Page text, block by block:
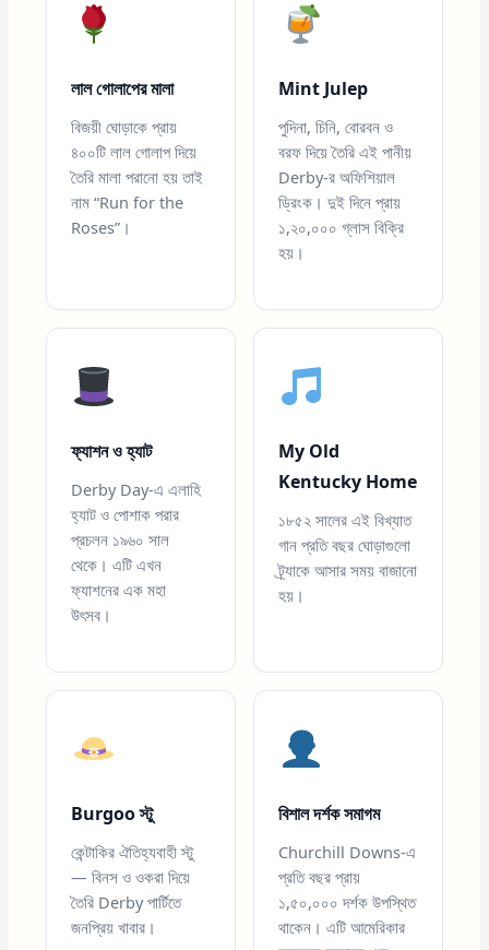
লাল গোলাপের মালা
বিজয়ী ঘোড়াকে প্রায়
৪০০টি লাল গোলাপ দিয়ে
তৈরি মালা পরানো হয় তাই
নাম “Run for the
Roses”।
Mint Julep
পুদিনা, চিনি, বোরবন ও
বরফ দিয়ে তৈরি এই পানীয়
Derby-র অফিশিয়াল
ড্রিংক। দুই দিনে প্রায়
১,২০,০০০ গ্লাস বিক্রি
হয়।
ফ্যাশন ও হ্যাট
Derby Day-এ এলাহি
হ্যাট ও পোশাক পরার
প্রচলন ১৯৬০ সাল
থেকে। এটি এখন
ফ্যাশনের এক মহা
উৎসব।
My Old
Kentucky Home
১৮৫২ সালের এই বিখ্যাত
গান প্রতি বছর ঘোড়াগুলো
ট্র্যাকে আসার সময় বাজানো
হয়।
Burgoo স্টু
কেন্টাকির ঐতিহ্যবাহী স্টু
— বিনস ও ওকরা দিয়ে
তৈরি Derby পার্টিতে
জনপ্রিয় খাবার।
বিশাল দর্শক সমাগম
Churchill Downs-এ
প্রতি বছর প্রায়
১,৫০,০০০ দর্শক উপস্থিত
থাকেন। এটি আমেরিকার